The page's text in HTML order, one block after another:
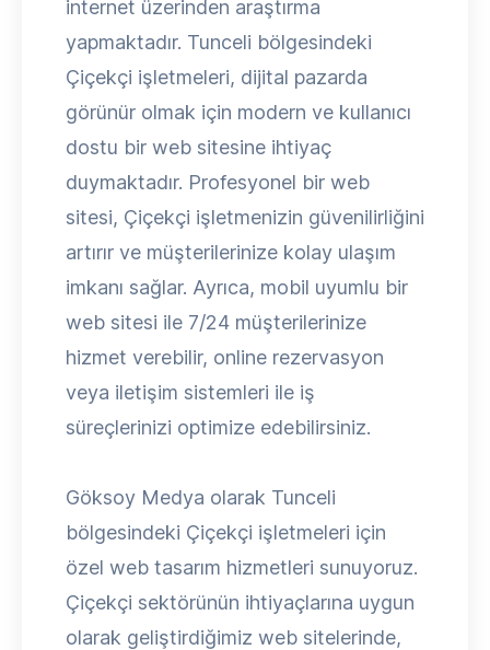
internet üzerinden araştırma
yapmaktadır. Tunceli bölgesindeki
Çiçekçi işletmeleri, dijital pazarda
görünür olmak için modern ve kullanıcı
dostu bir web sitesine ihtiyaç
duymaktadır. Profesyonel bir web
sitesi, Çiçekçi işletmenizin güvenilirliğini
artırır ve müşterilerinize kolay ulaşım
imkanı sağlar. Ayrıca, mobil uyumlu bir
web sitesi ile 7/24 müşterilerinize
hizmet verebilir, online rezervasyon
veya iletişim sistemleri ile iş
süreçlerinizi optimize edebilirsiniz.
Göksoy Medya olarak Tunceli
bölgesindeki Çiçekçi işletmeleri için
özel web tasarım hizmetleri sunuyoruz.
Çiçekçi sektörünün ihtiyaçlarına uygun
olarak geliştirdiğimiz web sitelerinde,